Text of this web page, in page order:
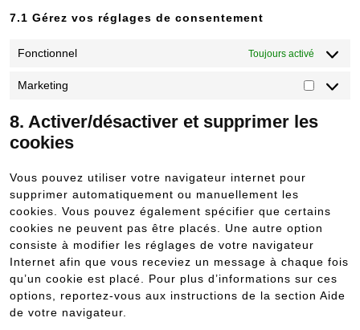
7.1 Gérez vos réglages de consentement
Fonctionnel Toujours activé
Marketing
8. Activer/désactiver et supprimer les
cookies
Vous pouvez utiliser votre navigateur internet pour
supprimer automatiquement ou manuellement les
cookies. Vous pouvez également spécifier que certains
cookies ne peuvent pas être placés. Une autre option
consiste à modifier les réglages de votre navigateur
Internet afin que vous receviez un message à chaque fois
qu’un cookie est placé. Pour plus d’informations sur ces
options, reportez-vous aux instructions de la section Aide
de votre navigateur.